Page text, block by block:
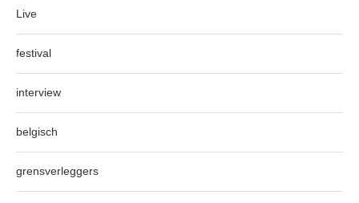
Live
festival
interview
belgisch
grensverleggers